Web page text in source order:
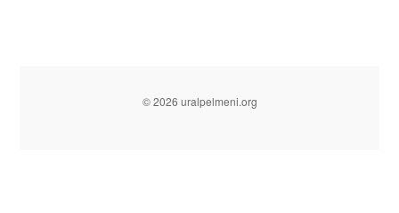
© 2026 uralpelmeni.org